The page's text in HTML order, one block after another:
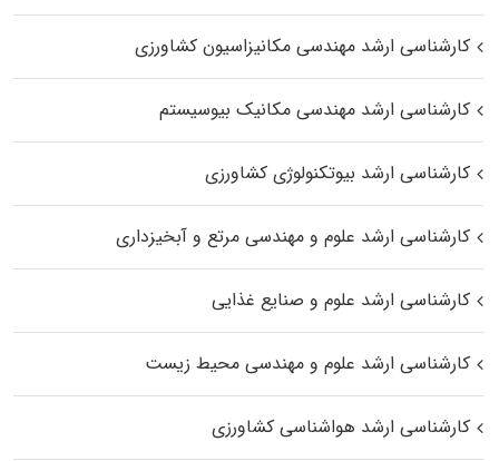
کارشناسی ارشد مهندسی مکانیزاسیون کشاورزی
کارشناسی ارشد مهندسی مکانیک بیوسیستم
کارشناسی ارشد بیوتکنولوژی کشاورزی
کارشناسی ارشد علوم و مهندسی مرتع و آبخیزداری
کارشناسی ارشد علوم و صنایع غذایی
کارشناسی ارشد علوم و مهندسی محیط زیست
کارشناسی ارشد هواشناسی کشاورزی